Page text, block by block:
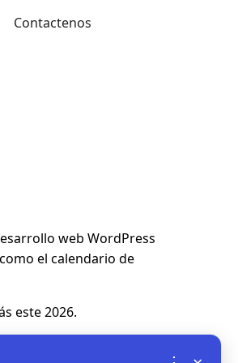
Contactenos
web WordPress
el calendario de
este 2026.